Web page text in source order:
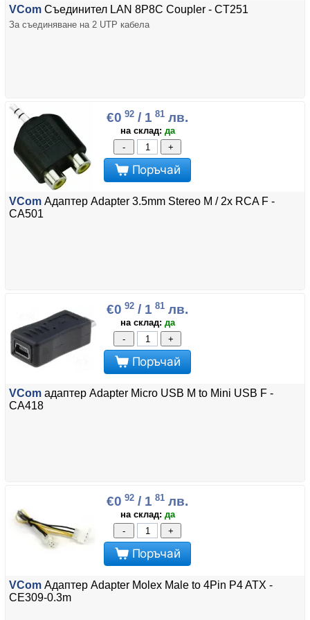
VCom Съединител LAN 8P8C Coupler - CT251
За съединяване на 2 UTP кабела
€0 92 / 1 81 лв.
на склад: да
-
+
Поръчай
VCom Адаптер Adapter 3.5mm Stereo M / 2x RCA F -
CA501
€0 92 / 1 81 лв.
на склад: да
-
+
Поръчай
VCom адаптер Adapter Micro USB M to Mini USB F -
CA418
€0 92 / 1 81 лв.
на склад: да
-
+
Поръчай
VCom Адаптер Adapter Molex Male to 4Pin P4 ATX -
CE309-0.3m